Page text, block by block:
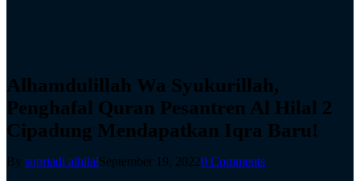
Alhamdulillah Wa Syukurillah,
Penghafal Quran Pesantren Al Hilal 2
Cipadung Mendapatkan Iqra Baru!
By supriadi alhilalSeptember 19, 20220 Comments